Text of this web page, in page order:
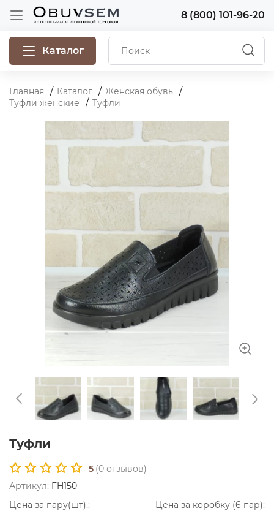
8 (800) 101-96-20
Каталог
Главная Каталог
Женская обувь
Туфли женские
Туфли
Туфли
5 (0 отзывов)
Артикул: FH150
Цена за пару(шт).:
Цена за коробку (6 пар):